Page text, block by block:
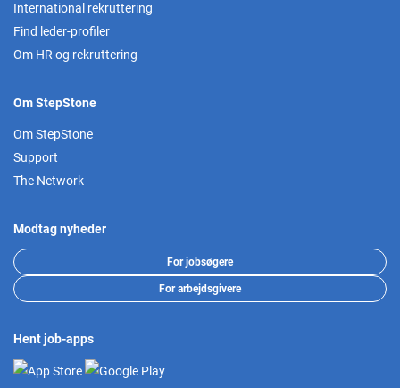
International rekruttering
Find leder-profiler
Om HR og rekruttering
Om StepStone
Om StepStone
Support
The Network
Modtag nyheder
For jobsøgere
For arbejdsgivere
Hent job-apps